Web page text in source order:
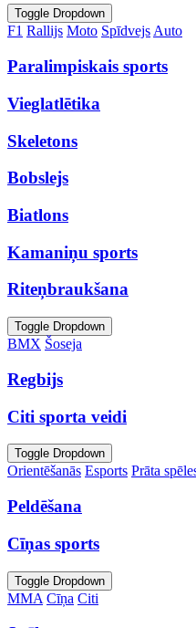
Toggle Dropdown
F1 Rallijs Moto SpīdvejsAuto
Paralimpiskais sports
Vieglatlētika
Skeletons
Bobslejs
Biatlons
Kamaniņu sports
Riteņbraukšana
Toggle Dropdown
BMX Šoseja
Regbijs
Citi sporta veidi
Toggle Dropdown
Orientēšanās Esports Prāta
Peldēšana
Cīņas sports
Toggle Dropdown
MMA Cīņa Citi